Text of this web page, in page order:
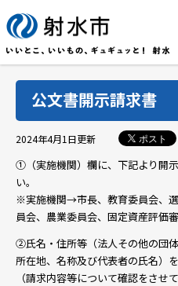
公文書開示請求書
2024年4月1日更新 ポスト
①（実施機関）欄に、下記より開
い。
※実施機関→市長、教育委員会、
員会、農業委員会、固定資産評価
②氏名・住所等（法人その他の団
所在地、名称及び代表者の氏名）
（請求内容等について確認をさせ